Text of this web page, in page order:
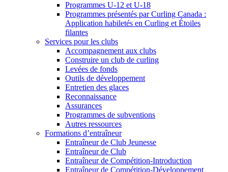
Programmes U-12 et U-18
Programmes présentés par Curling Canada :
Application habiletés en Curling et Étoiles
filantes
Services pour les clubs
Accompagnement aux clubs
Construire un club de curling
Levées de fonds
Outils de développement
Entretien des glaces
Reconnaissance
Assurances
Programmes de subventions
Autres ressources
Formations d’entraîneur
Entraîneur de Club Jeunesse
Entraîneur de Club
Entraîneur de Compétition-Introduction
Entraîneur de Compétition-Développement